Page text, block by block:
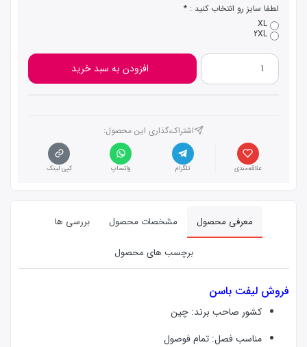
لطفا سایز رو انتخاب کنید :
XL
2XL
افزودن به سبد خرید
اشتراک،گذاری این محصول‌:
علاقه‌مندی تلگرام واتساپ کپی لینک
معرفی محصول مشخصات محصول بررسی ها
برچسب های محصول
فروش لیفت باسن
کشور صاحب برند: چین
مناسب فصل: تمام فوصول